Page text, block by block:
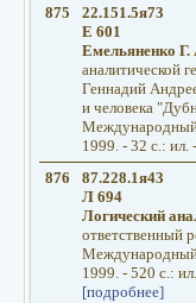
875
22.151.5я73
Е 601
Емельяненко Г.
аналитической
Геннадий
и человека
Международный
1999. - 32 с.:
876
87.228.1я43
Л 694
Логический
ответственный
Международный
1999. - 520 с.:
[подробнее]